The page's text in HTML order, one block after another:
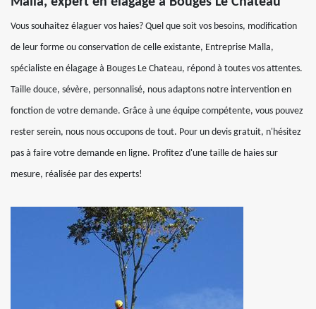
Vous souhaitez élaguer vos haies? Quel que soit vos besoins, modification
de leur forme ou conservation de celle existante, Entreprise Malla,
spécialiste en élagage à Bouges Le Chateau, répond à toutes vos attentes.
Taille douce, sévère, personnalisé, nous adaptons notre intervention en
fonction de votre demande. Grâce à une équipe compétente, vous pouvez
rester serein, nous nous occupons de tout. Pour un devis gratuit, n'hésitez
pas à faire votre demande en ligne. Profitez d'une taille de haies sur
mesure, réalisée par des experts!